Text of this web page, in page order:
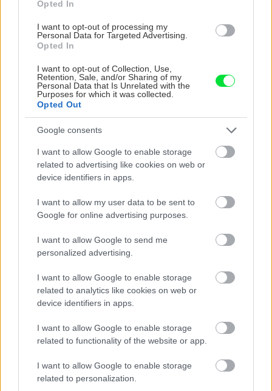
Opted In
I want to opt-out of processing my
Personal Data for Targeted Advertising.
Opted In
I want to opt-out of Collection, Use,
Retention, Sale, and/or Sharing of my
Personal Data that Is Unrelated with the
Purposes for which it was collected.
Opted Out
Google consents
I want to allow Google to enable storage
related to advertising like cookies on web or
device identifiers in apps.
I want to allow my user data to be sent to
Google for online advertising purposes.
I want to allow Google to send me
personalized advertising.
I want to allow Google to enable storage
related to analytics like cookies on web or
device identifiers in apps.
I want to allow Google to enable storage
related to functionality of the website or app.
I want to allow Google to enable storage
related to personalization.
Zajac sa svojím životným štýlom prispôsobil
text Marína Ungerová
foto Miro Pochyba
produkcia Mária Vrábelová